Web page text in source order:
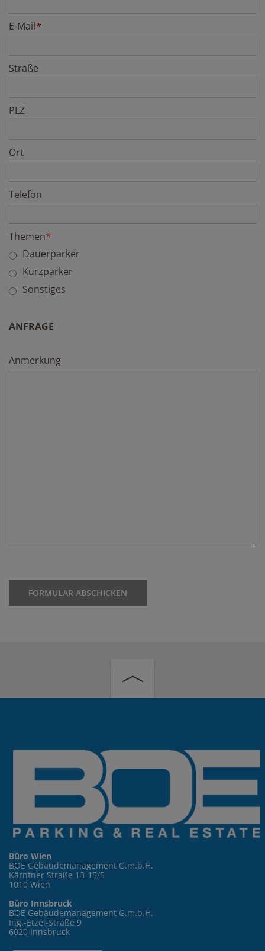
E-Mail*
Straße
PLZ
Ort
Telefon
Themen*
Dauerparker
Kurzparker
Sonstiges
ANFRAGE
Anmerkung
Büro Wien
BOE Gebäudemanagement G.m.b.H.
Kärntner Straße 13-15/5
1010 Wien
Büro Innsbruck
BOE Gebäudemanagement G.m.b.H.
Ing.-Etzel-Straße 9
6020 Innsbruck